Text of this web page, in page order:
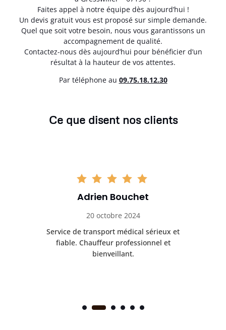
Faites appel à notre équipe dès aujourd’hui !
Un devis gratuit vous est proposé sur simple demande.
Quel que soit votre besoin, nous vous garantissons un
accompagnement de qualité.
Contactez-nous dès aujourd’hui pour bénéficier d’un
résultat à la hauteur de vos attentes.
Par téléphone au 09.75.18.12.30
Ce que disent nos clients
Adrien Bouchet
20 octobre 2024
Service de transport médical sérieux et
fiable. Chauffeur professionnel et
bienveillant.